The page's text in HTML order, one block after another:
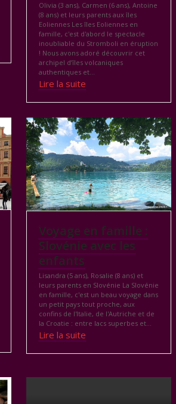
Olivia (3 ans), Carmen (6 ans), Antoine
(8 ans) et leurs parents aux îles
Eoliennes Les îles Eoliennes en
famille, c'est d'abord le spectacle
inoubliable du Stromboli en éruption
! Nous avons adoré découvrir cet
archipel d’îles volcaniques
authentiques et…
Lire la suite
Voyage en famille :
Slovénie avec les
enfants
Lisandra (5 ans), Rosalie (8 ans) et
leurs parents en Slovénie La Slovénie
en famille, c'est un beau voyage dans
un petit pays tout proche, aux
confins de l'Italie, de l'Autriche et de
la Croatie : entre lacs superbes et…
Lire la suite